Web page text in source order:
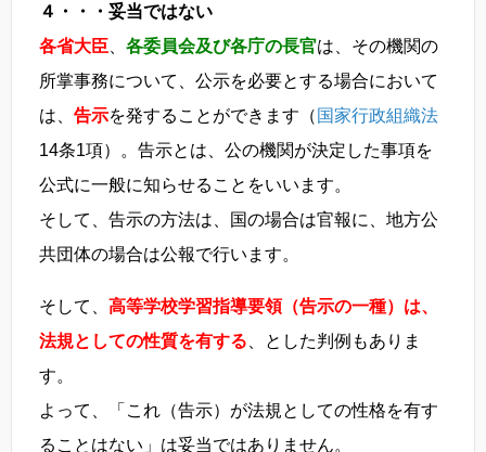
４・・・妥当ではない
各省大臣
各委員会及び各庁の長官は、その機関の
所掌事務について、公示を必要とする場合において
は、 告示を発することができます（ 国家行政組織法
14条1項）。告示とは、公の機関が決定した事項を
公式に一般に知らせることをいいます。
そして、告示の方法は、国の場合は官報に、地方公
共団体の場合は公報で行います。
そして、 高等学校学習指導要領（告示の一種）は、
法規としての性質を有する 、とした判例もありま
す。
よって、「これ（告示）が法規としての性格を有す
ることはない」は妥当ではありません。